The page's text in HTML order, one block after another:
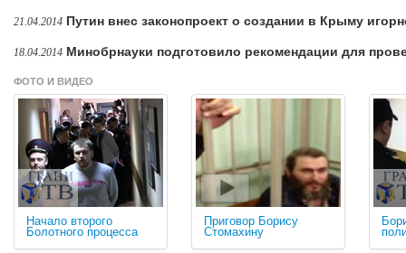
21.04.2014 Путин внес законопроект о создании в Крыму
18.04.2014 Минобрнауки подготовило рекомендации для
ФОТО И ВИДЕО
Начало второго
Болотного процесса
Приговор Борису
Стомахину